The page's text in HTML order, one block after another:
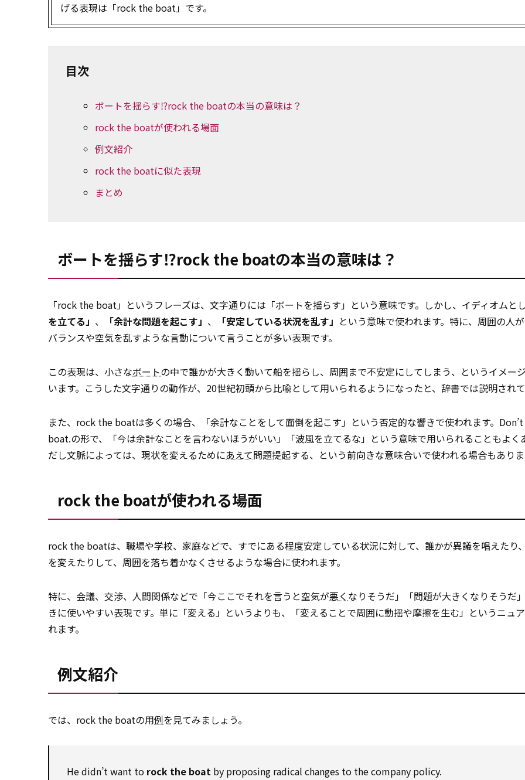
げる表現は「rock the boat」です。
目次
ボートを揺らす⁉rock the boatの本当の意味は？
rock the boatが使われる場面
例文紹介
rock the boatに似た表現
まとめ
ボートを揺らす⁉rock the boatの本当の意味は？
「rock the boat」というフレーズは、文字通りには「ボートを揺らす」という意味です。しかし、イディオムと
を立てる」 、 「余計な問題を起こす」 、 「安定している状況を乱す」 という意味で使われます。特に、周囲の人
バランスや空気を乱すような言動について言うことが多い表現です。
この表現は、小さなボートの中で誰かが大きく動いて船を揺らし、周囲まで不安定にしてしまう、というイメー
います。こうした文字通りの動作が、20世紀初頭から比喩として用いられるようになったと、辞書では説明されて
また、rock the boatは多くの場合、「余計なことをして面倒を起こす」という否定的な響きで使われます。
boat.の形で、「今は余計なことを言わないほうがいい」「波風を立てるな」という意味で用いられることもよく
だし文脈によっては、現状を変えるためにあえて問題提起する、という前向きな意味合いで使われる場合もありま
rock the boatが使われる場面
rock the boatは、職場や学校、家庭などで、すでにある程度安定している状況に対して、誰かが異議を唱えたり
を変えたりして、周囲を落ち着かなくさせるような場合に使われます。
特に、会議、交渉、人間関係などで「今ここでそれを言うと空気が悪く なりそうだ」「問題が大きくなりそうだ
きに使いやすい表現です。単に「変える」というよりも、「変えることで周囲に動揺や摩擦を生む」というニュ
れます。
例文紹介
では、rock the boatの用例を見てみましょう。
He didn’t want to rock the boat by proposing radical changes to the company policy.